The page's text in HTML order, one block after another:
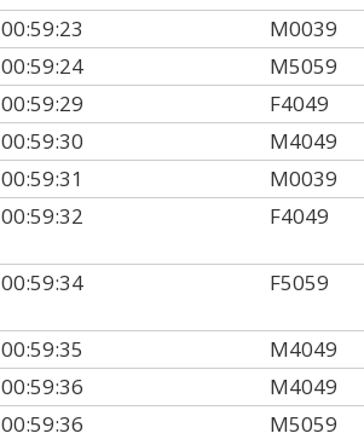
00:59:23 M0039
00:59:24 M5059
00:59:29 F4049
00:59:30 M4049
00:59:31 M0039
00:59:32 F4049
00:59:34 F5059
00:59:35 M4049
00:59:36 M4049
00:59:36 M5059